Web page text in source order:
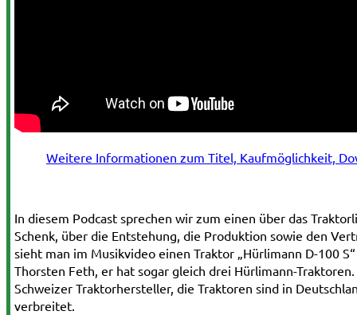
Weitere Informationen zum Titel, Kaufmöglichkeit,
In diesem Podcast sprechen wir zum einen über das
Schenk, über die Entstehung, die Produktion sowie den
sieht man im Musikvideo einen Traktor „Hürlimann D-100
Thorsten Feth, er hat sogar gleich drei Hürlimann-
Schweizer Traktorhersteller, die Traktoren sind in
verbreitet.